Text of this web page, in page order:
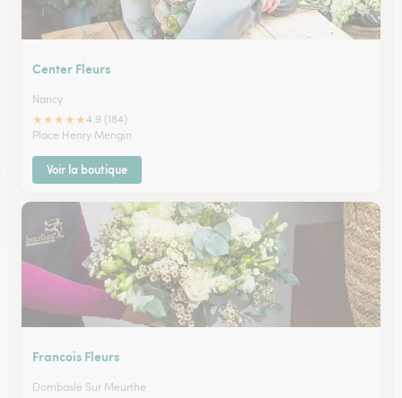
Center Fleurs
Nancy
★★★★★4.9 (184)
Place Henry Mengin
Voir la boutique
Francois Fleurs
Dombasle Sur Meurthe